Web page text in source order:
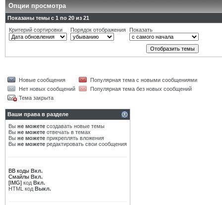
Опции просмотра
Показаны темы с 1 по 20 из 21
Критерий сортировки
Порядок отображения Показать
Новые сообщения
Популярная тема с новыми сообщениями
Нет новых сообщений
Популярная тема без новых сообщений
Тема закрыта
Ваши права в разделе
Вы не можете создавать новые темы
Вы не можете отвечать в темах
Вы не можете прикреплять вложения
Вы не можете редактировать свои сообщения
BB коды Вкл.
Смайлы Вкл.
[IMG] код Вкл.
HTML код Выкл.